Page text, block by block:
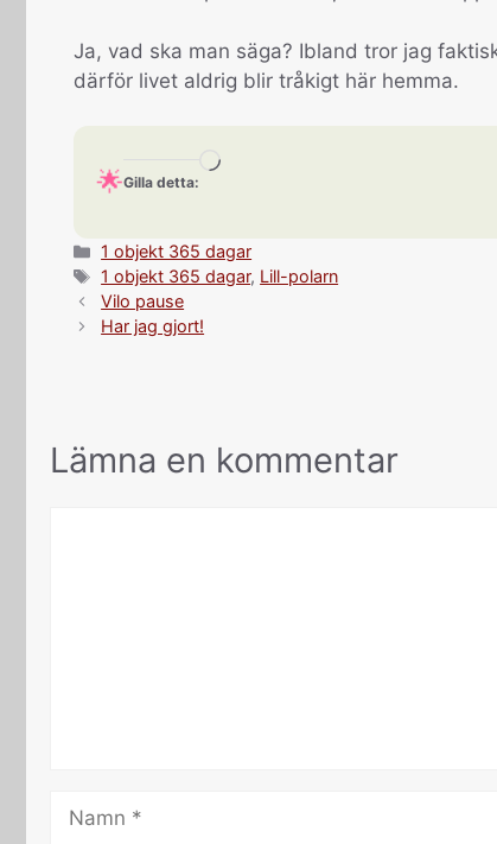
Ja, vad ska man säga? Ibland tror jag
därför livet aldrig blir tråkigt här hemma.
Gilla detta:
Laddar
Kategorier
1 objekt 365 dagar
Etiketter
1 objekt 365 dagar, Lill-polarn
Vilo pause
Har jag gjort!
Lämna en kommentar